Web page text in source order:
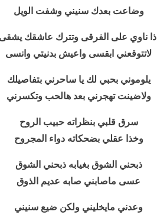
وضاعت بعدك سنيني وشفت الويل
اذا ناوي على الفرقى وتترك عاشقك يشقى
لاتتوقعني ابقسى واعيش بدنيتي وانسى
يلوموني بحبي لك يا ساحرني بتفاصيلك
ولاضينت تهجرني بعد هالحب وتكسرني
سرق قلبي بنظراته حبيب الروح
وخذا عقلي بضحكاته دواء المجروح
ذبحني الشوق بغيابه ذبحني الشوق
عسى ماصابني صابه عديم الذوق
وعدني مايخليني ولكن ضيع سنيني